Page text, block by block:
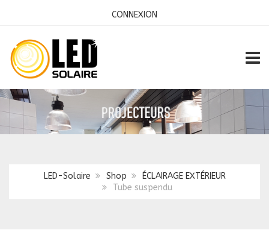
CONNEXION
LED-Solaire Shop
ÉCLAIRAGE EXTÉRIEUR
Tube suspendu